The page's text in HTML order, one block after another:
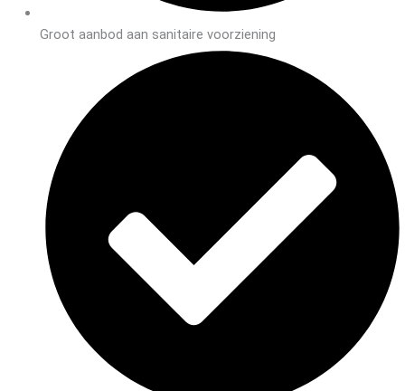
Groot aanbod aan sanitaire voorziening